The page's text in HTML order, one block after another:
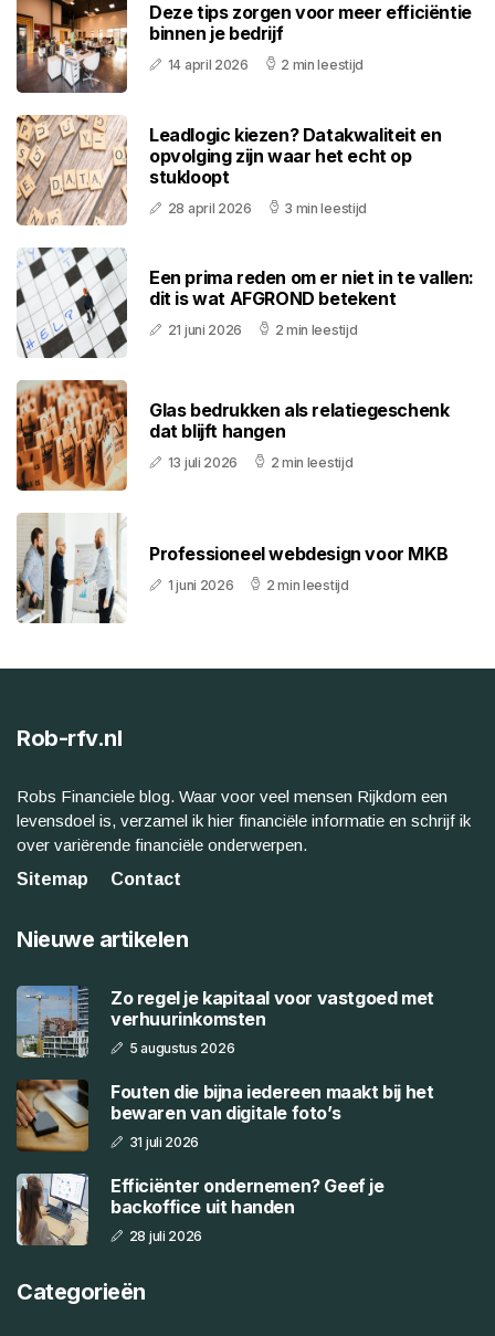
Deze tips zorgen voor meer efficiëntie
binnen je bedrijf
14 april 2026 2 min leestijd
Leadlogic kiezen? Datakwaliteit en
opvolging zijn waar het echt op
stukloopt
28 april 2026 3 min leestijd
Een prima reden om er niet in te vallen:
dit is wat AFGROND betekent
21 juni 2026 2 min leestijd
Glas bedrukken als relatiegeschenk
dat blijft hangen
13 juli 2026 2 min leestijd
Professioneel webdesign voor MKB
1 juni 2026 2 min leestijd
Rob-rfv.nl
Robs Financiele blog. Waar voor veel mensen Rijkdom een
levensdoel is, verzamel ik hier financiële informatie en schrijf ik
over variërende financiële onderwerpen.
Sitemap
Contact
Nieuwe artikelen
Zo regel je kapitaal voor vastgoed met
verhuurinkomsten
5 augustus 2026
Fouten die bijna iedereen maakt bij het
bewaren van digitale foto’s
31 juli 2026
Efficiënter ondernemen? Geef je
backoffice uit handen
28 juli 2026
Categorieën